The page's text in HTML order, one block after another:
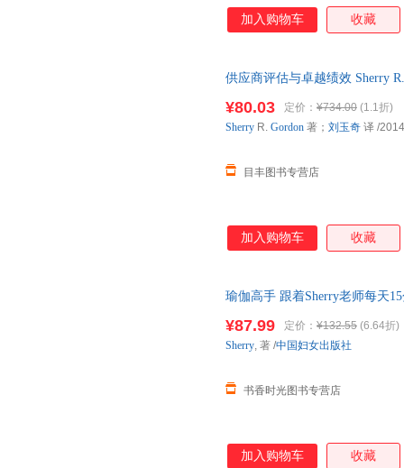
估、绩效管理流程联系起来；
发和实施评估流程；概述了建
应商评估和绩效管理流程，如
加入购物车 收藏
供应商评估与卓越绩效 Sherry
¥80.03 定价： ¥734.00 (1.1折)
目丰图书专营店
Sherry R. Gordon 著； 刘玉奇 译 /
加入购物车 收藏
瑜伽高手 跟着Sherry老师每天
¥87.99 定价： ¥132.55 (6.64折)
书香时光图书专营店
Sherry, 著 /中国妇女出版社
加入购物车 收藏